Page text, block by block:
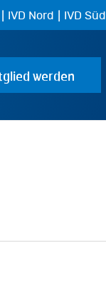
| IVD Nord | IVD Süd
werden